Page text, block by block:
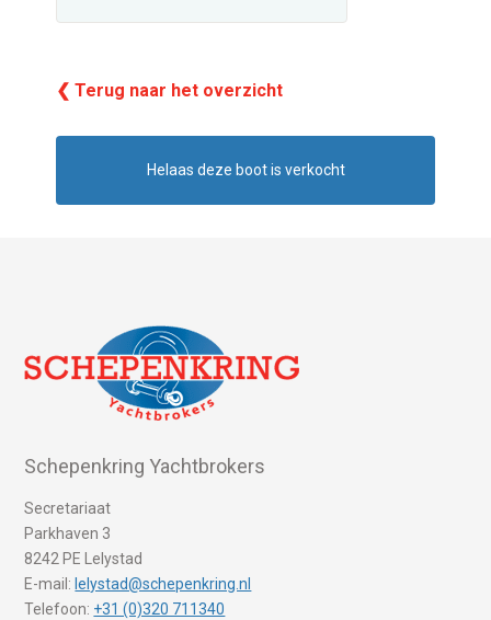
❮ Terug naar het overzicht
Helaas deze boot is verkocht
Schepenkring Yachtbrokers
Secretariaat
Parkhaven 3
8242 PE Lelystad
E-mail: lelystad@schepenkring.nl
Telefoon: +31 (0)320 711340